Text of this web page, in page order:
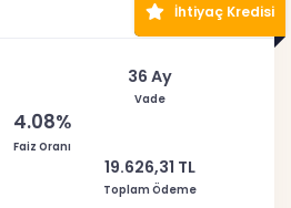
İhtiyaç Kredisi
36 Ay
Vade
4.08%
Faiz Oranı
19.626,31 TL
Toplam Ödeme